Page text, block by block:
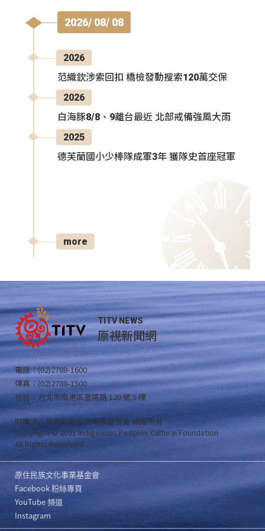
2026/ 08/ 08
2026
范織欽涉索回扣 橋檢發動搜索120萬交保
2026
白海豚8/8、9離台最近 北部戒備強風大雨
2025
德芙蘭國小少棒隊成軍3年 獲隊史首座冠軍
more
TITV NEWS
原視新聞網
電話：(02)2788-1600
傳真：(02)2788-1500
地址：台北市南港區重陽路 120 號 5 樓
財團法人原住民族文化事業基金會 版權所有
Copyright © 2021 Indigenous Peoples Cultural Foundation
All Rights Reserved .
原住民族文化事業基金會
Facebook 粉絲專頁
YouTube 頻道
Instagram